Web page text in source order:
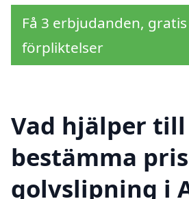
Få 3 erbjudanden,
förpliktelser
Vad hjälper
bestämma
golvslipning i